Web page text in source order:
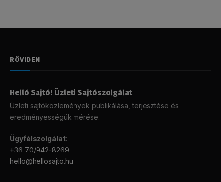
RÖVIDEN
Helló Sajtó! Üzleti Sajtószolgálat
Üzleti sajtóközlemények publikálása, terjesztése és
eredményességük mérése.
Ügyfélszolgálat:
+36 70/942-8269
hello@hellosajto.hu